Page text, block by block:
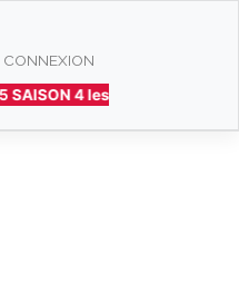
CONNEXION
4 les 3 histoires